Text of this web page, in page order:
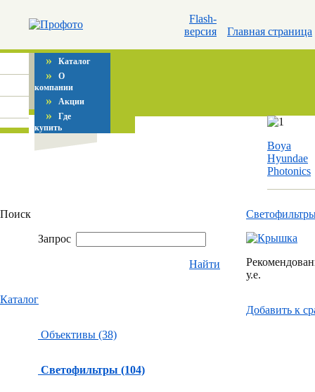
Flash-
версия
Главная страница
» Каталог
» О
компании
» Акции
» Где
купить
Boya
Hyundae
Photonics
Поиск
Запрос
Найти
Каталог
Объективы (38)
Светофильтры (104)
у.е.
Добавить к